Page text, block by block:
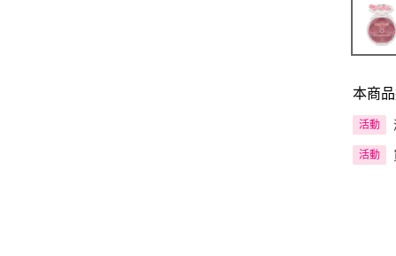
本商
活動
活動